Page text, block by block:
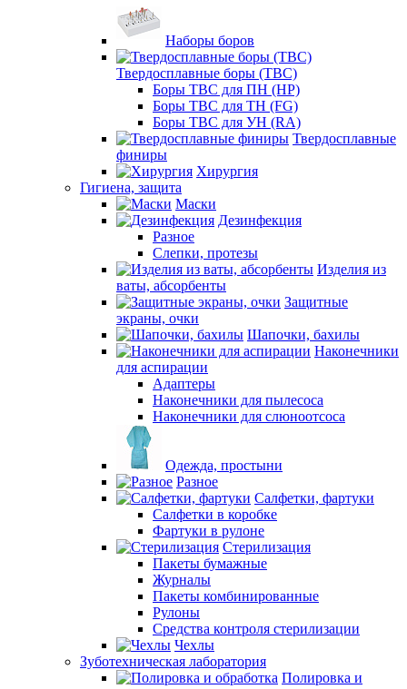
Наборы боров
Твердосплавные боры (ТВС)
Боры ТВС для ПН (HP)
Боры ТВС для ТН (FG)
Боры ТВС для УН (RA)
Твердосплавные
финиры
Хирургия
Гигиена, защита
Маски
Дезинфекция
Разное
Слепки, протезы
Изделия из
ваты, абсорбенты
Защитные
экраны, очки
Шапочки, бахилы
Наконечники
для аспирации
Адаптеры
Наконечники для пылесоса
Наконечники для слюноотсоса
Одежда, простыни
Разное
Салфетки, фартуки
Салфетки в коробке
Фартуки в рулоне
Стерилизация
Пакеты бумажные
Журналы
Пакеты комбинированные
Рулоны
Средства контроля стерилизации
Чехлы
Зуботехническая лаборатория
Полировка и